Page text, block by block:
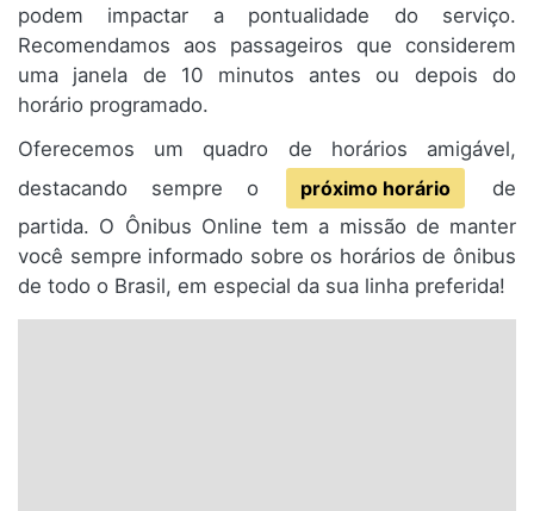
podem impactar a pontualidade do serviço.
Recomendamos aos passageiros que considerem
uma janela de 10 minutos antes ou depois do
horário programado.
Oferecemos um quadro de horários amigável,
destacando sempre o
próximo horário
de
partida. O Ônibus Online tem a missão de manter
você sempre informado sobre os horários de ônibus
de todo o Brasil, em especial da sua linha preferida!